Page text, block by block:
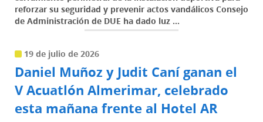
reforzar su seguridad y prevenir actos vandálicos Consejo
de Administración de DUE ha dado luz ...
19 de julio de 2026
Daniel Muñoz y Judit Caní ganan el
V Acuatlón Almerimar, celebrado
esta mañana frente al Hotel AR